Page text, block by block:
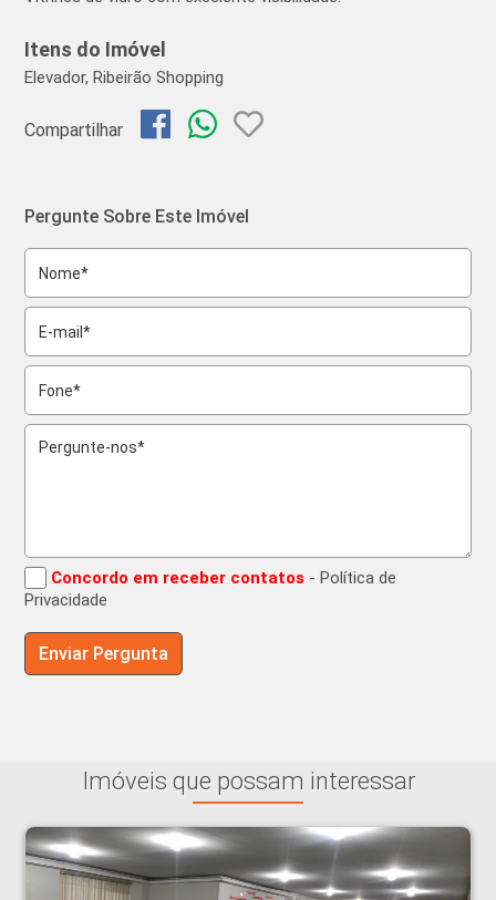
Itens do Imóvel
Elevador, Ribeirão Shopping
Compartilhar
Pergunte Sobre Este Imóvel
Concordo em receber contatos - Política de
Privacidade
Imóveis que possam interessar